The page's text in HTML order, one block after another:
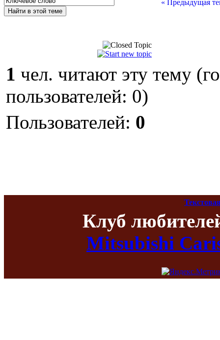
« Предыдущая
1 чел. читают эту тему
пользователей: 0)
Пользователей: 0
Клуб
Mitsubishi